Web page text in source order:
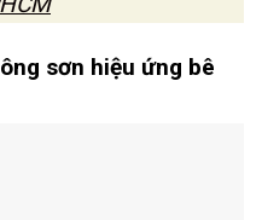
sơn hiệu ứng bê